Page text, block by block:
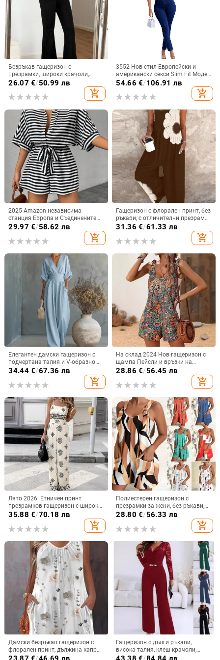
Безръкав гащеризон с
презрамки, широки крачоли,
висока талия; плетен полиестер-
спандекс, микроеластичност,
лято 2025
26.07 €/50.99 лв
add_shopping_cart
3552 Нов стил Европейски и
американски секси Slim Fit Моден
плътно прилепнал дънков
54.66 €/106.91 лв
add_shopping_cart
2025 Amazon независима
станция Европа и Съединените
щати трансгранични дамски
ежедневни модни раирани шорти
с един размер експлозии с
29.97 €/58.62 лв
add_shopping_cart
Гащеризон с флорален принт, без
ръкави, с отличителни презрамки
на гърба, свободен силует, прави
31.36 €/61.33 лв
add_shopping_cart
Елегантен дамски гащеризон с
подчертана талия и V-образно
деколте, летен модел 2026
34.44€/67.36 лв
add_shopping_cart
На склад 2024 Нов гащеризон с
щампа Пейсли и връзки на
раменете в Amazon, празничен
28.86 €/56.45 лв
add_shopping_cart
Лято 2026: Етничен принт
презрамков гащеризон с широки
крачоли, без ръкави, висока
35.88 €/70.18 лв
add_shopping_cart
Полиестерен гащеризон с
презрамки за жени, без ръкави,
свободна кройка, къси
28.80 €/56.33 лв
add_shopping_cart
Дамски безръкав гащеризон с
флорален принт, дължина капри,
права кройка, полиестер
Гащеризон с дълги ръкави,
висока талия, клеш крачоли,
полиестрова материя, колажни